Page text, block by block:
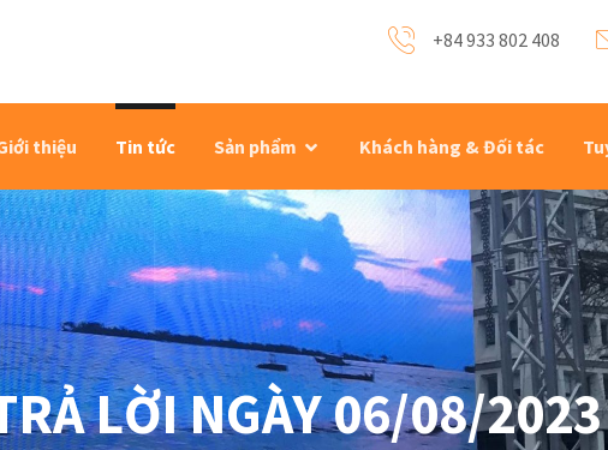
+84 933 802 408
thiệu Tin tức Sản phẩm Khách hàng & Đối tác
LỜI NGÀY 06/08/